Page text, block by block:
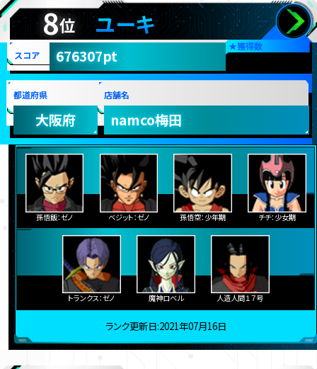
8位 ユーキ
★獲得数
スコア 676307pt
都道府県
大阪府
店舗名
namco梅田
孫悟飯：ゼノ ベジット：ゼノ 孫悟空：少年期 チチ：少女期
トランクス：ゼノ 魔神ロベル 人造人間１７号
ランク更新日:2021年07月16日